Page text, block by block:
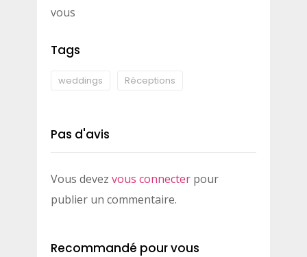
vous
Tags
weddings Réceptions
Pas d'avis
Vous devez vous connecter pour
publier un commentaire.
Recommandé pour vous